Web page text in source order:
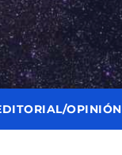
OPINIÓN